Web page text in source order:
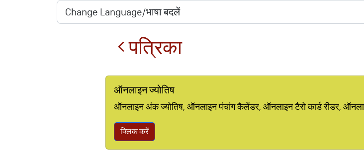
पत्रिका
ऑनलाइन ज्योतिष
ऑनलाइन अंक ज्योतिष, ऑनलाइन पंचांग कैलेंडर, ऑनलाइन टैरो कार्ड रीडर,
क्लिक करें